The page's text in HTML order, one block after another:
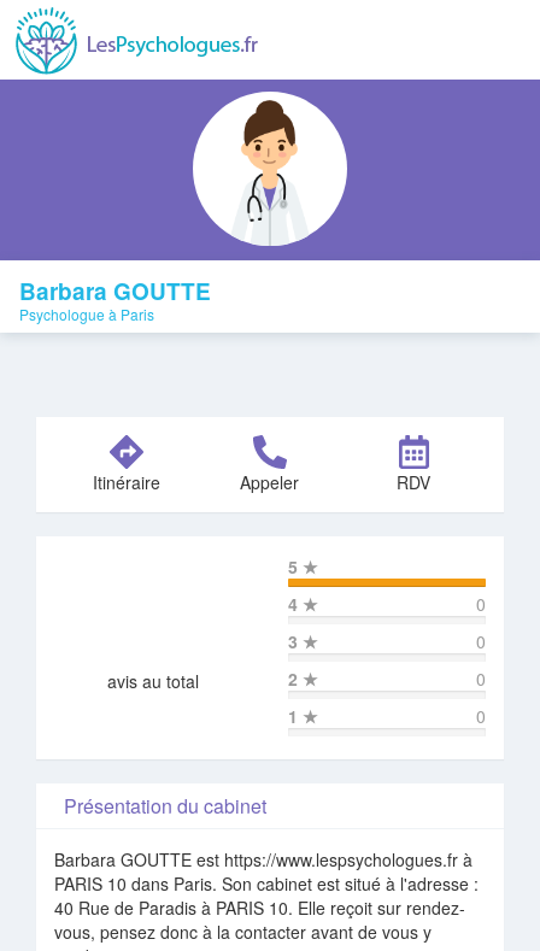
Barbara GOUTTE
Psychologue à Paris
Itinéraire Appeler RDV
avis au total
5 ★
4 ★
0
3 ★
0
2 ★
0
1 ★ 0
Présentation du cabinet
Barbara GOUTTE est https://www.lespsychologues.fr à
PARIS 10 dans Paris. Son cabinet est situé à l'adresse :
40 Rue de Paradis à PARIS 10. Elle reçoit sur rendez-
vous, pensez donc à la contacter avant de vous y